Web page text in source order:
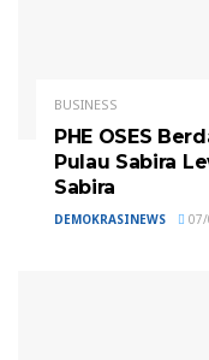
BUSINESS
PHE OSES
Pulau Sabira
Sabira
DEMOKRASINEWS